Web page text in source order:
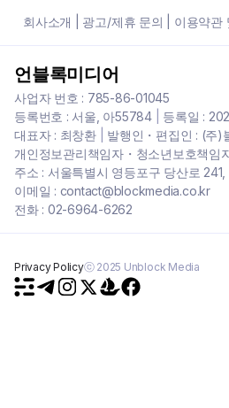
회사소개 광고/제휴 문의 이용약관
언블록미디어
사업자 번호 : 785-86-01045
등록번호 : 서울, 아55784| 등록일 :
대표자 : 최창환| 발행인・편집인 : (주)
개인정보관리책임자・청소년보호책임
주소 : 서울특별시 영등포구 당산로 241,
이메일 : contact@blockmedia.co.kr
전화 : 02-6964-6262
Privacy Policyⓒ 2025 Unblock Media